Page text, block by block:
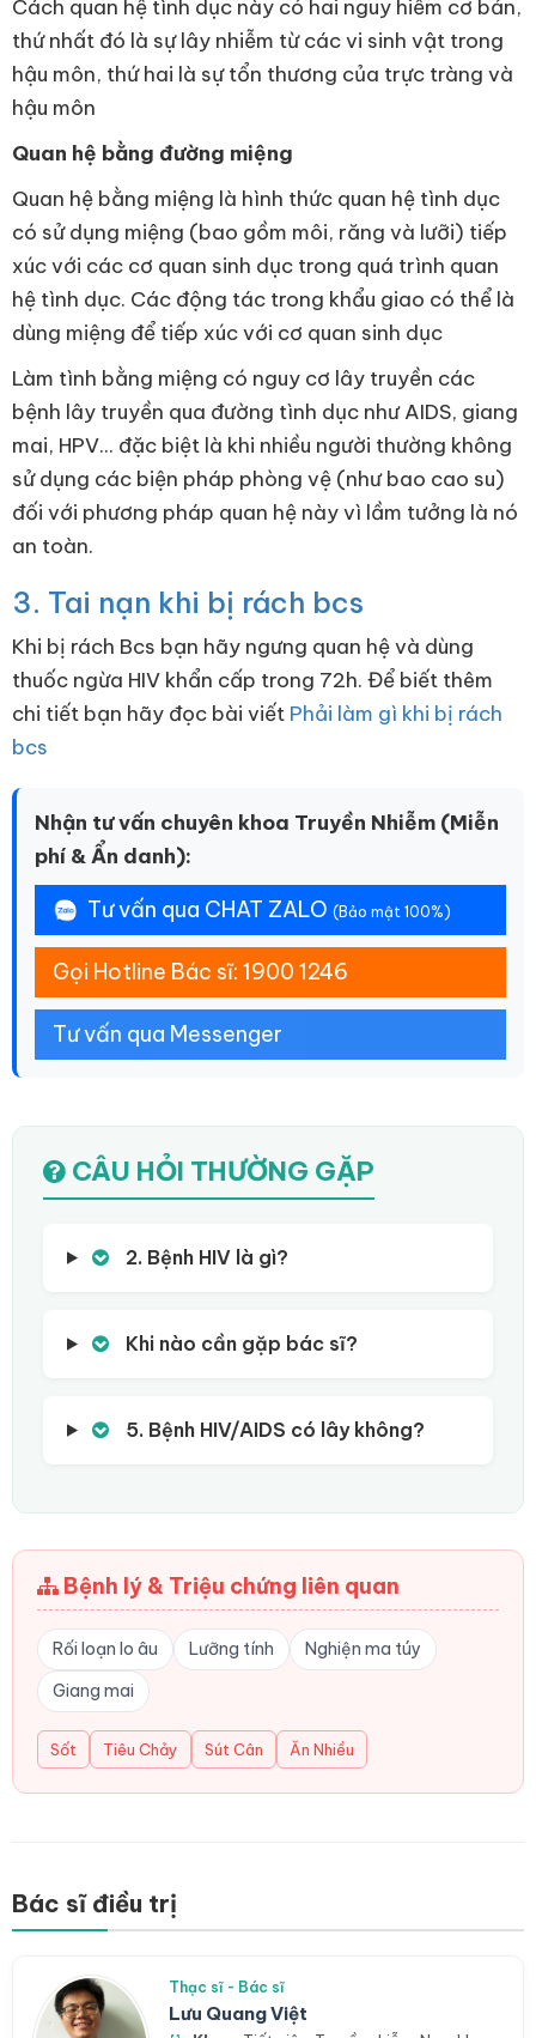
Cách quan hệ tình dục này có hai nguy hiểm cơ bản,
thứ nhất đó là sự lây nhiễm từ các vi sinh vật trong
hậu môn, thứ hai là sự tổn thương của trực tràng và
hậu môn
Quan hệ bằng đường miệng
Quan hệ bằng miệng là hình thức quan hệ tình dục
có sử dụng miệng (bao gồm môi, răng và lưỡi) tiếp
xúc với các cơ quan sinh dục trong quá trình quan
hệ tình dục. Các động tác trong khẩu giao có thể là
dùng miệng để tiếp xúc với cơ quan sinh dục
Làm tình bằng miệng có nguy cơ lây truyền các
bệnh lây truyền qua đường tình dục như AIDS, giang
mai, HPV... đặc biệt là khi nhiều người thường không
sử dụng các biện pháp phòng vệ (như bao cao su)
đối với phương pháp quan hệ này vì lầm tưởng là nó
an toàn.
3. Tai nạn khi bị rách bcs
Khi bị rách Bcs bạn hãy ngưng quan hệ và dùng
thuốc ngừa HIV khẩn cấp trong 72h. Để biết thêm
chi tiết bạn hãy đọc bài viết Phải làm gì khi bị rách
bcs
Nhận tư vấn chuyên khoa Truyền Nhiễm (Miễn
phí & Ẩn danh):
Tư vấn qua CHAT ZALO (Bảo mật 100%)
Gọi Hotline Bác sĩ: 1900 1246
Tư vấn qua Messenger
CÂU HỎI THƯỜNG GẶP
2. Bệnh HIV là gì?
Khi nào cần gặp bác sĩ?
5. Bệnh HIV/AIDS có lây không?
Bệnh lý & Triệu chứng liên quan
Rối loạn lo âu Lưỡng tính
Nghiện ma túy
Giang mai
Sốt Tiêu Chảy Sút Cân Ăn Nhiều
Bác sĩ điều trị
Thạc sĩ - Bác sĩ
Lưu Quang Việt